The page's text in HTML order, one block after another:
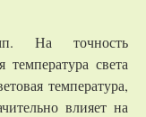
На точность
света
температура,
влияет на